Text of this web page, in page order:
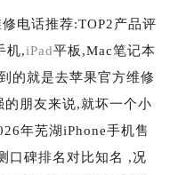
电话推荐:TOP2产品评
机,iPad平板,Mac笔记本
的就是去苹果官方维修
的朋友来说,就坏一个小
年芜湖iPhone手机售
口碑排名对比知名 ,况